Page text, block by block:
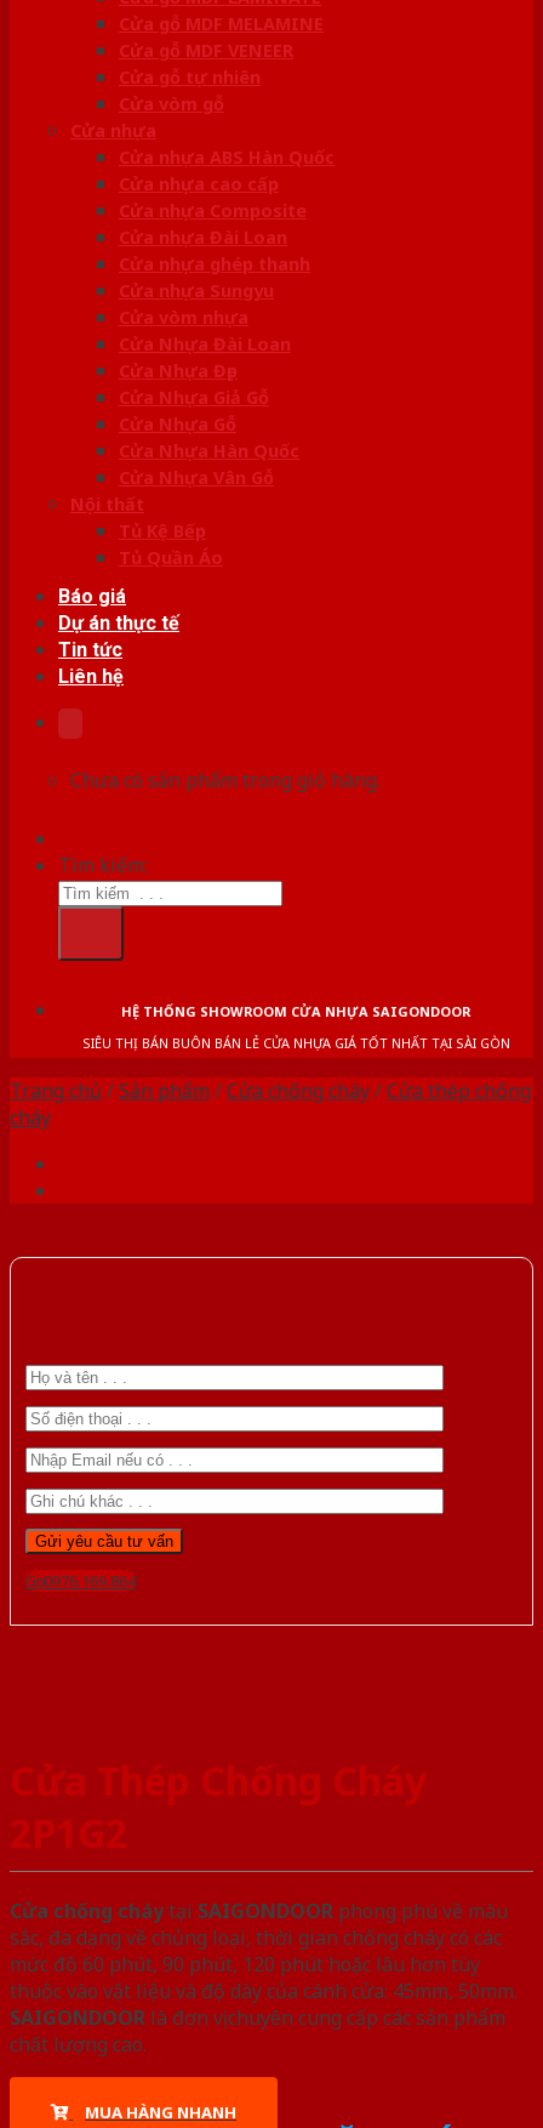
Cửa gỗ MDF MELAMINE
Cửa gỗ MDF VENEER
Cửa gỗ tự nhiên
Cửa vòm gỗ
Cửa nhựa
Cửa nhựa ABS Hàn Quốc
Cửa nhựa cao cấp
Cửa nhựa Composite
Cửa nhựa Đài Loan
Cửa nhựa ghép thanh
Cửa nhựa Sungyu
Cửa vòm nhựa
Cửa Nhựa Đài Loan
Cửa Nhựa Đẹp
Cửa Nhựa Giả Gỗ
Cửa Nhựa Gỗ
Cửa Nhựa Hàn Quốc
Cửa Nhựa Vân Gỗ
Nội thất
Tủ Kệ Bếp
Tủ Quần Áo
Báo giá
Dự án thực tế
Tin tức
Liên hệ
Chưa có sản phẩm trong giỏ hàng.
Tìm kiếm:
HỆ THỐNG SHOWROOM CỬA NHỰA SAIGONDOOR
SIÊU THỊ BÁN BUÔN BÁN LẺ CỬA NHỰA GIÁ TỐT NHẤT TẠI SÀI GÒN
Trang chủ /Sản phẩm /Cửa chống cháy/Cửa thép chống
cháy
Gọi 0976.169.864
Cửa Thép Chống Cháy
2P1G2
Cửa chống cháytại SAIGONDOOR phong phú về màu
sắc, đa dạng về chủng loại, thời gian chống cháy có các
mức độ 60 phút, 90 phút, 120 phút hoặc lâu hơn tùy
thuộc vào vật liệu và độ dày của cánh cửa: 45mm, 50mm.
SAIGONDOOR là đơn vị chuyên cung cấp các sản phẩm
chất lượng cao.
MUA HÀNG NHANH